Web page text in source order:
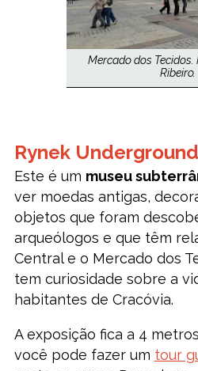
Mercado dos
Ribeiro.
Rynek Underground
Este é um museu
ver moedas antigas,
objetos que foram
arqueólogos e que têm
Central e o Mercado dos
tem curiosidade sobre a
habitantes de Cracóvia.
A exposição fica a 4
você pode fazer um tour